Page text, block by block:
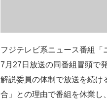
フジテレビ系ニュース番組「
7月27日放送の同番組冒頭で
解説委員の体制で放送を続け
合」との理由で番組を休業し